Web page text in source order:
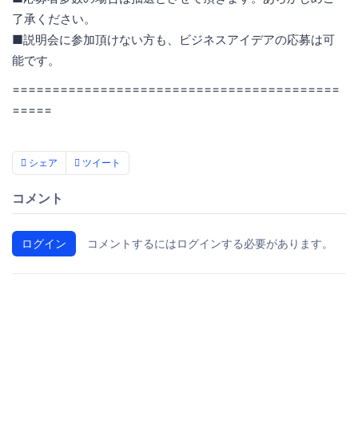
了承ください。
■説明会に参加頂けない方も、ビジネスアイデアの応募は可
能です。
=========================================
=====
シェア ツイート
コメント
ログイン コメントするにはログインする必要があります。